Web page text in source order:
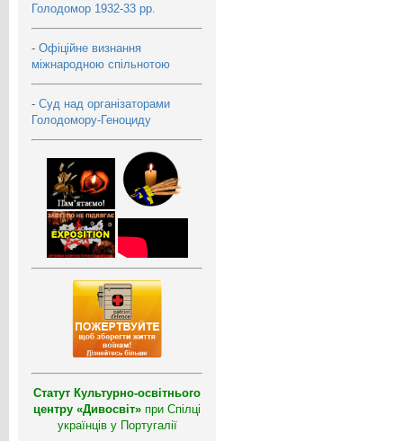
Голодомор 1932-33 рр.
- Офіційне визнання
міжнародною спільнотою
- Суд над організаторами
Голодомору-Геноциду
Статут Культурно-освітнього
центру «Дивосвіт» при Спілці
українців у Португалії